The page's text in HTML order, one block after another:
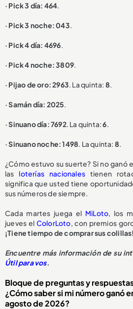
· Pick 3 día: 464.
· Pick 3 noche: 043.
· Pick 4 día: 4696.
· Pick 4 noche: 3809.
· Pijao de oro: 2963. La quinta: 8.
· Samán día: 2025.
· Sinuano día: 7692. La quinta:6.
· Sinuano noche: 1498. La quinta: 8.
¿Cómo estuvo su suerte? Si no ganó
las loterías nacionalestienen
significa que usted tiene
sus números de siempre.
Cada martes juega el MiLoto, los
jueves el ColorLoto, con premios
¡Tiene tiempo de comprar sus colillas!
Encuentre más información de su
Útil para vos.
Bloque de preguntas y
¿Cómo saber si mi número ganó
agosto de 2026?